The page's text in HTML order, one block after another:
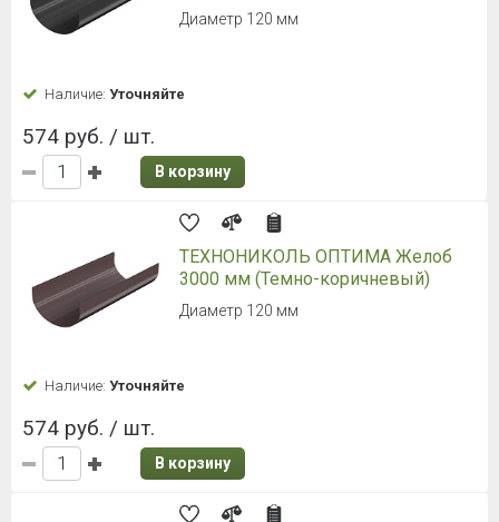
Диаметр 120 мм
Наличие: Уточняйте
574 руб. / шт.
В корзину
ТЕХНОНИКОЛЬ ОПТИМА Желоб
3000 мм (Темно-коричневый)
Диаметр 120 мм
Наличие: Уточняйте
574 руб. / шт.
В корзину